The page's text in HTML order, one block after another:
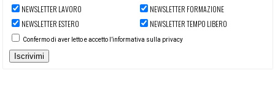
NEWSLETTER LAVORO
NEWSLETTER FORMAZIONE
NEWSLETTER ESTERO
NEWSLETTER TEMPO LIBERO
Confermo di aver letto e accetto l’informativa sulla privacy
Iscrivimi